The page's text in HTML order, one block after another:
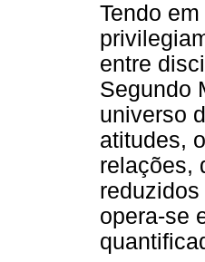
Tendo
entre
Segundo
universo
atitudes,
relações,
opera-se